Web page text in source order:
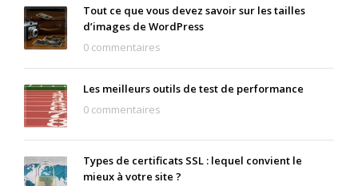
Tout ce que vous devez savoir sur les tailles
d’images de WordPress
0 commentaires
Les meilleurs outils de test de performance
0 commentaires
Types de certificats SSL : lequel convient le
mieux à votre site ?